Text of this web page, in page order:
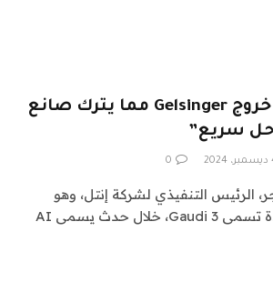
تنزلق Intel مع خروج Gelsinger مما يترك صانع
سريع”
0
الرئيس التنفيذي لشركة إنتل، وهو
يحمل شريحة جديدة تسمى Gaudi 3، خلال حدث يسمى AI